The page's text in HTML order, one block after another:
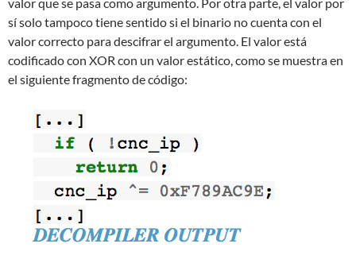
sí solo tampoco tiene sentido si el binario no cuenta con el
valor correcto para descifrar el argumento. El valor está
codificado con XOR con un valor estático, como se muestra en
el siguiente fragmento de código: